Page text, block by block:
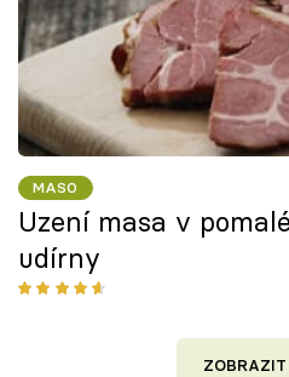
MASO
Uzení masa v
udírny